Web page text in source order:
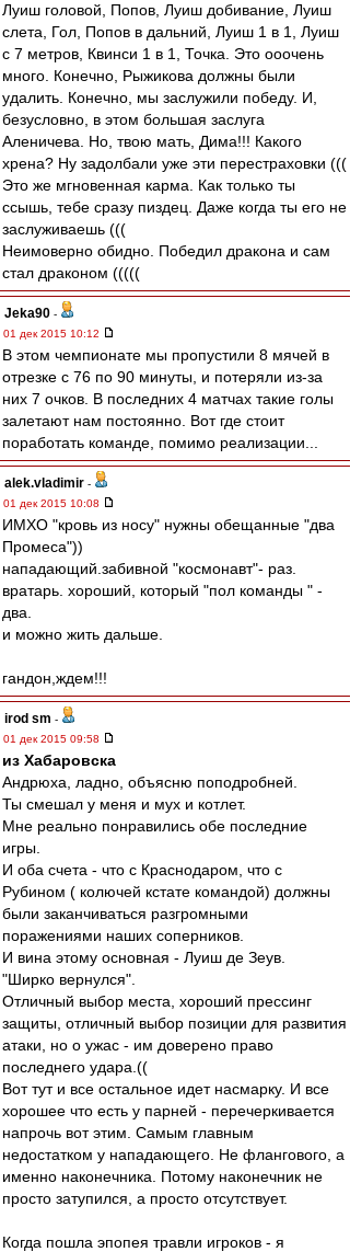
Луиш головой, Попов, Луиш добивание, Луиш
слета, Гол, Попов в дальний, Луиш 1 в 1, Луиш
с 7 метров, Квинси 1 в 1, Точка. Это ооочень
много. Конечно, Рыжикова должны были
удалить. Конечно, мы заслужили победу. И,
безусловно, в этом большая заслуга
Аленичева. Но, твою мать, Дима!!! Какого
хрена? Ну задолбали уже эти перестраховки (((
Это же мгновенная карма. Как только ты
ссышь, тебе сразу пиздец. Даже когда ты его не
заслуживаешь (((
Неимоверно обидно. Победил дракона и сам
стал драконом (((((
Jeka90 -
01 дек 2015 10:12
В этом чемпионате мы пропустили 8 мячей в
отрезке с 76 по 90 минуты, и потеряли из-за
них 7 очков. В последних 4 матчах такие голы
залетают нам постоянно. Вот где стоит
поработать команде, помимо реализации...
alek.vladimir -
01 дек 2015 10:08
ИМХО "кровь из носу" нужны обещанные "два
Промеса"))
нападающий.забивной "космонавт"- раз.
вратарь. хороший, который "пол команды " -
два.
и можно жить дальше.
гандон,ждем!!!
irod sm -
01 дек 2015 09:58
из Хабаровска
Андрюха, ладно, объясню поподробней.
Ты смешал у меня и мух и котлет.
Мне реально понравились обе последние
игры.
И оба счета - что с Краснодаром, что с
Рубином ( колючей кстате командой) должны
были заканчиваться разгромными
поражениями наших соперников.
И вина этому основная - Луиш де Зеув.
"Ширко вернулся".
Отличный выбор места, хороший прессинг
защиты, отличный выбор позиции для развития
атаки, но о ужас - им доверено право
последнего удара.((
Вот тут и все остальное идет насмарку. И все
хорошее что есть у парней - перечеркивается
напрочь вот этим. Самым главным
недостатком у нападающего. Не флангового, а
именно наконечника. Потому наконечник не
просто затупился, а просто отсутствует.
Когда пошла эпопея травли игроков - я